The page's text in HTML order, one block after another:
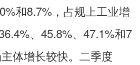
和8.7%，占规上工业增
、45.8%、47.1%和7
体增长较快。二季度